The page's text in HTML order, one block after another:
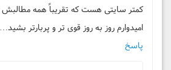
کمتر سایتی هست که تقریباً همه مطالبش
امیدوارم روز به روز قوی تر و پربارتر بشید…
پاسخ